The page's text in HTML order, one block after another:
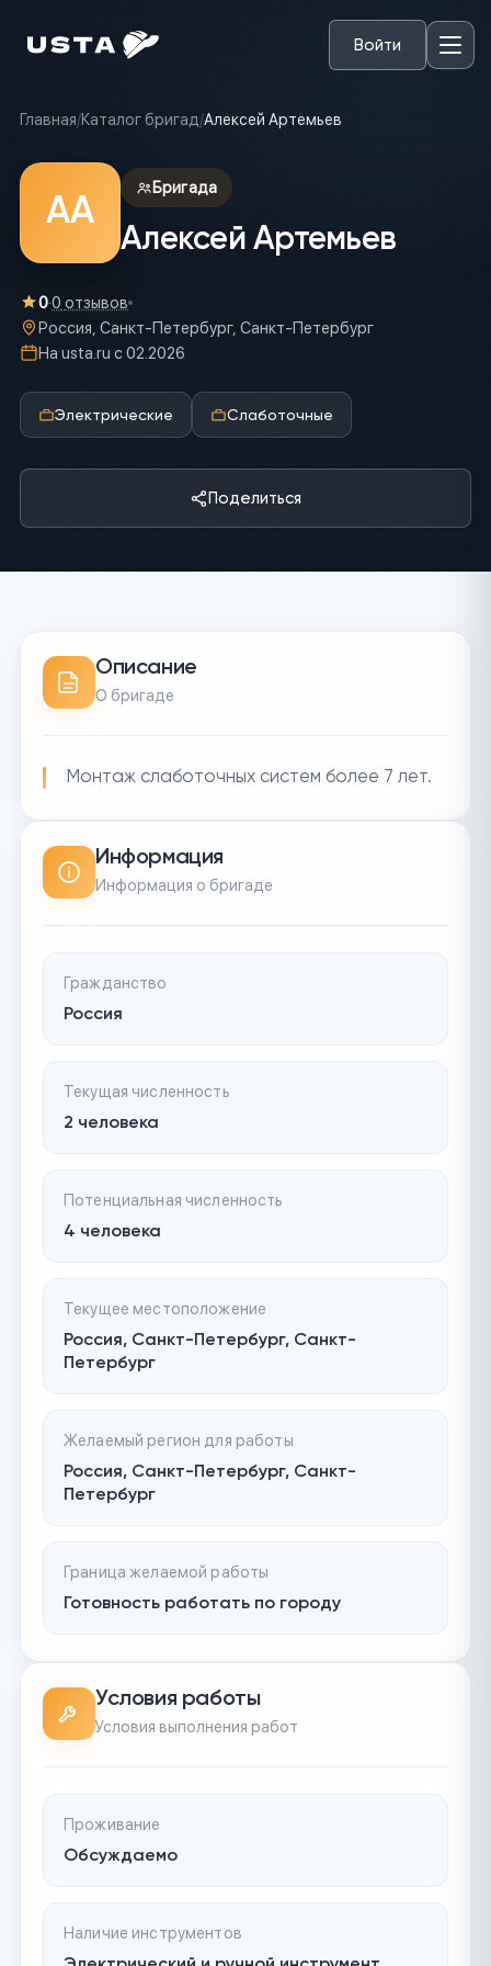
Войти
Главная/Каталог бригад/Алексей Артемьев
АА
Бригада
Алексей Артемьев
0·0 отзывов
Россия, Санкт-Петербург, Санкт-Петербург
На usta.ru с02.2026
Электрические Слаботочные
Поделиться
Описание
О бригаде
Монтаж слаботочных систем более 7 лет.
Информация
Информация о бригаде
Гражданство
Россия
Текущая численность
2 человека
Потенциальная численность
4 человека
Текущее местоположение
Россия, Санкт-Петербург, Санкт-
Петербург
Желаемый регион для работы
Россия, Санкт-Петербург, Санкт-
Петербург
Граница желаемой работы
Готовность работать по городу
Условия работы
Условия выполнения работ
Проживание
Обсуждаемо
Наличие инструментов